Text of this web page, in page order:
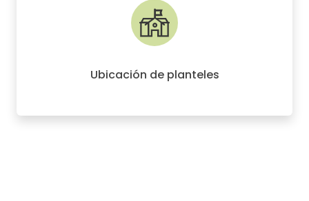
Ubicación de planteles